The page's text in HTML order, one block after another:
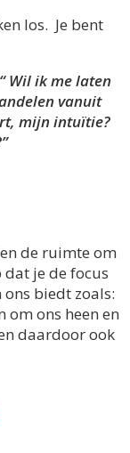
los. Je bent
“ Wil ik me laten
vanuit
mijn intuïtie?
de ruimte om
dat je de focus
biedt zoals:
ons heen en
daardoor ook